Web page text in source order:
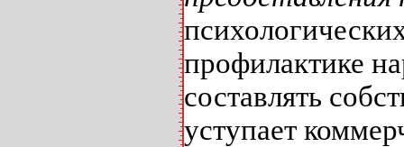
профилактике
составлять
уступает